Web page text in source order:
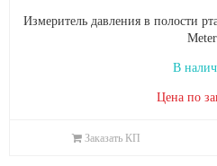
Измеритель давления в полости
Meter
В
Цена по
Заказать КП